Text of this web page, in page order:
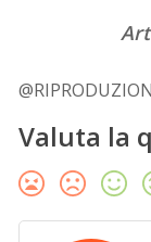
Valuta la